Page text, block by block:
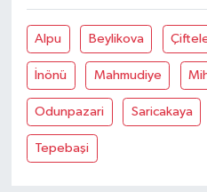
Alpu Beylikova
İnönü Mahmudiye
Odunpazari Saricakaya
Tepebaşi